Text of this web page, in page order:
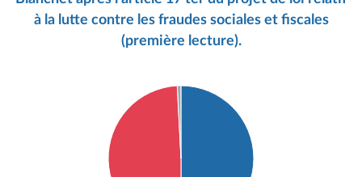
à la lutte contre les fraudes sociales et fiscales
(première lecture).